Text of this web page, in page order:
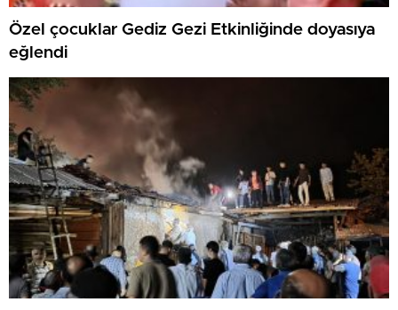
Özel çocuklar Gediz Gezi Etkinliğinde doyasıya
eğlendi